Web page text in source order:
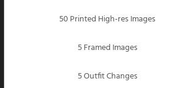
50 Printed High-res Images
5 Framed Images
5 Outfit Changes